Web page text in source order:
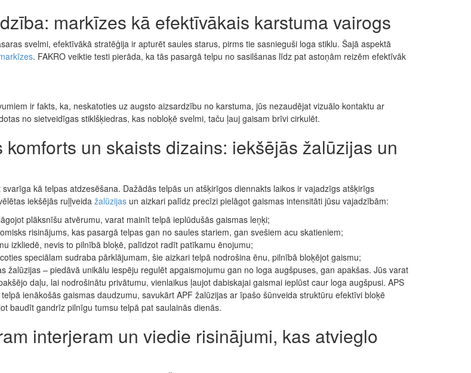
markīzes kā efektīvākais karstuma vairogs
svelmi, efektīvākā stratēģija ir apturēt saules starus, pirms tie sasnieguši loga stiklu. Šajā aspektā
. FAKRO veiktie testi pierāda, ka tās pasargā telpu no sasilšanas līdz pat astoņām reizēm efektīvāk
ir fakts, ka, neskatoties uz augsto aizsardzību no karstuma, jūs nezaudējat vizuālo kontaktu ar
no sietveidīgas stiklšķiedras, kas nobloķē svelmi, taču ļauj gaisam brīvi cirkulēt.
komforts un skaists dizains: iekšējās žalūzijas un
kā telpas atdzesēšana. Dažādās telpās un atšķirīgos diennakts laikos ir vajadzīgs atšķirīgs
iekšējās ruļļveida žalūzijasun aizkari palīdz precīzi pielāgot gaismas intensitāti jūsu vajadzībām:
plāksnīšu atvērumu, varat mainīt telpā ieplūdušās gaismas leņķi;
risinājums, kas pasargā telpas gan no saules stariem, gan svešiem acu skatieniem;
izkliedē, nevis to pilnībā bloķē, palīdzot radīt patīkamu ēnojumu;
speciālam sudraba pārklājumam, šie aizkari telpā nodrošina ēnu, pilnībā bloķējot gaismu;
žalūzijas – piedāvā unikālu iespēju regulēt apgaismojumu gan no loga augšpuses, gan apakšas. Jūs varat
daļu, lai nodrošinātu privātumu, vienlaikus ļaujot dabiskajai gaismai ieplūst caur loga augšpusi. APS
ienākošās gaismas daudzumu, savukārt APF žalūzijas ar īpašo šūnveida struktūru efektīvi bloķē
baudīt gandrīz pilnīgu tumsu telpā pat saulainās dienās.
interjeram un viedie risinājumi, kas atvieglo